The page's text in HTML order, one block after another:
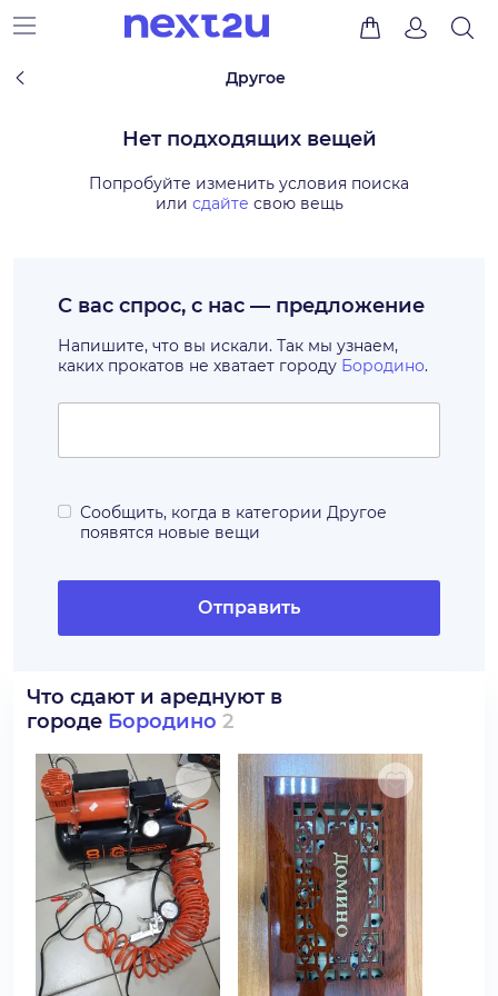
Другое
Нет подходящих вещей
Попробуйте изменить условия поиска
или сдайте свою вещь
С вас спрос, с нас — предложение
Напишите, что вы искали. Так мы узнаем,
каких прокатов не хватает городу Бородино.
Сообщить, когда в категории Другое
появятся новые вещи
Отправить
Что сдают и ареднуют в
городе Бородино 2